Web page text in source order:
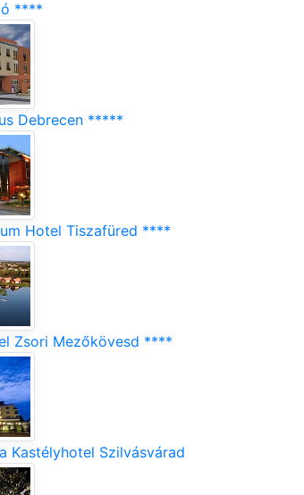
****
Debrecen *****
Hotel Tiszafüred ****
Zsori Mezőkövesd ****
Kastélyhotel Szilvásvárad